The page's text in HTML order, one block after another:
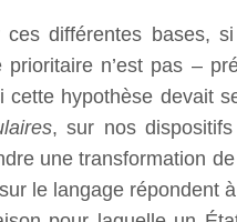
différentes bases,
n’est pas –
cette hypothèse devait
, sur nos
une transformation
le langage répondent